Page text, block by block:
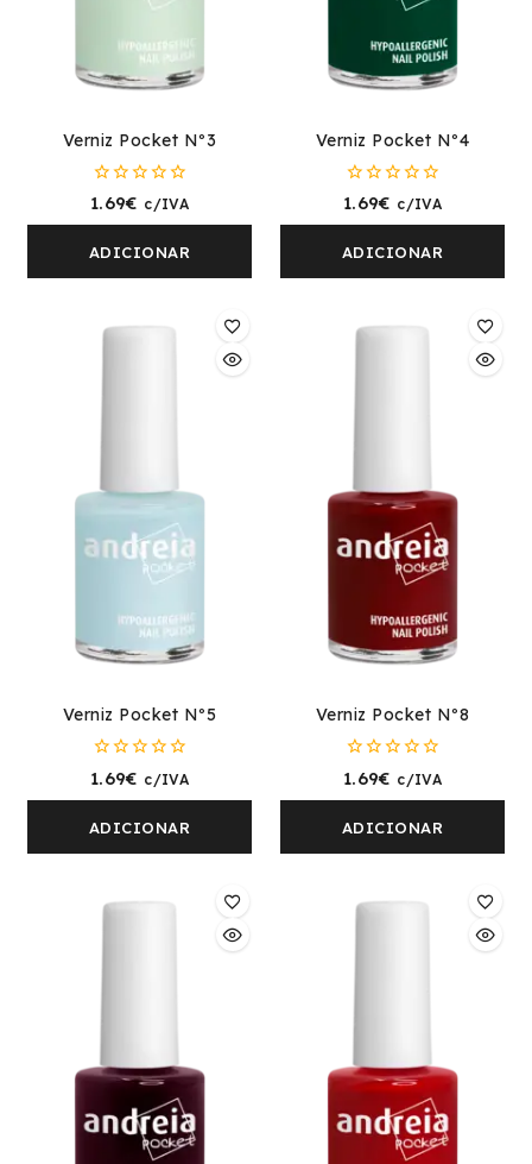
Verniz Pocket Nº3
0
5
1.69€ c/IVA
ADICIONAR
Verniz Pocket Nº4
0
5
1.69€ c/IVA
ADICIONAR
Verniz Pocket Nº5
0
5
1.69€ c/IVA
ADICIONAR
Verniz Pocket Nº8
0
5
1.69€ c/IVA
ADICIONAR